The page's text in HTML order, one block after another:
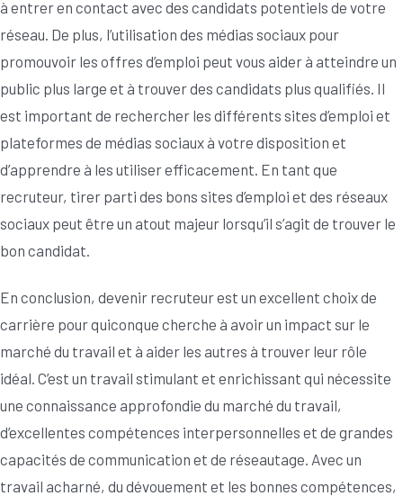
à entrer en contact avec des candidats potentiels de votre
réseau. De plus, l’utilisation des médias sociaux pour
promouvoir les offres d’emploi peut vous aider à atteindre un
public plus large et à trouver des candidats plus qualifiés. Il
est important de rechercher les différents sites d’emploi et
plateformes de médias sociaux à votre disposition et
d’apprendre à les utiliser efficacement. En tant que
recruteur, tirer parti des bons sites d’emploi et des réseaux
sociaux peut être un atout majeur lorsqu’il s’agit de trouver le
bon candidat.
En conclusion, devenir recruteur est un excellent choix de
carrière pour quiconque cherche à avoir un impact sur le
marché du travail et à aider les autres à trouver leur rôle
idéal. C’est un travail stimulant et enrichissant qui nécessite
une connaissance approfondie du marché du travail,
d’excellentes compétences interpersonnelles et de grandes
capacités de communication et de réseautage. Avec un
travail acharné, du dévouement et les bonnes compétences,